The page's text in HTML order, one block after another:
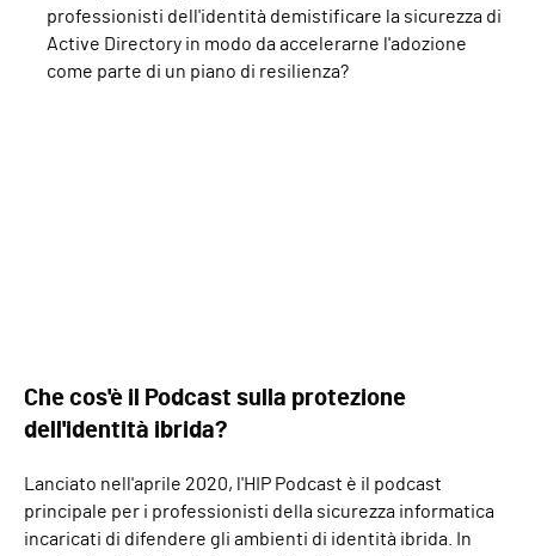
professionisti dell'identità demistificare la sicurezza di
Active Directory in modo da accelerarne l'adozione
come parte di un piano di resilienza?
Che cos'è il Podcast sulla protezione
dell'identità ibrida?
Lanciato nell'aprile 2020, l'HIP Podcast è il podcast
principale per i professionisti della sicurezza informatica
incaricati di difendere gli ambienti di identità ibrida. In